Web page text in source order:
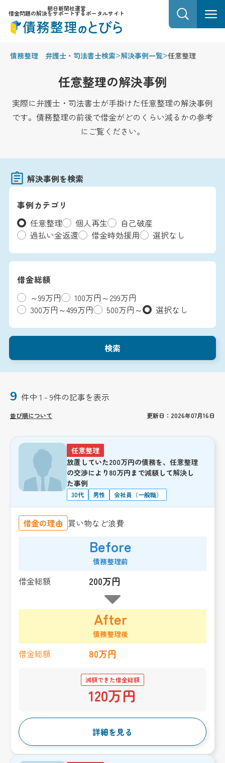
朝日新聞社運営
借金問題の解決をサポートするポータルサイト
債務整理 弁護士・司法書士検索>解決事例一覧>任意整理
任意整理の解決事例
実際に弁護士・司法書士が手掛けた任意整理の解決事例
です。債務整理の前後で借金がどのくらい減るかの参考
にご覧ください。
解決事例を検索
事例カテゴリ
任意整理
個人再生
自己破産
過払い金返還
借金時効援用 選択なし
借金総額
～99万円
100万円～299万円
300万円～499万円
500万円～ 選択なし
検索
9 件中 1 - 9件の記事を表示
並び順について 更新日：2026年07月16日
任意整理
放置していた200万円の債務を、任意整理
の交渉により80万円まで減額して解決し
た事例
30代 男性 会社員（一般職）
借金の理由 買い物など浪費
Before
債務整理前
借金総額 200万円
After
債務整理後
借金総額 80万円
減額できた借金総額
120万円
詳細を見る